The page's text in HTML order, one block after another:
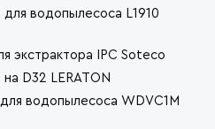
водопылесоса L1910
экстрактора IPC Soteco
D32 LERATON
водопылесоса WDVC1M